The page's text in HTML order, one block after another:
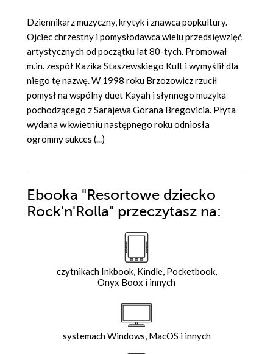
Dziennikarz muzyczny, krytyk i znawca popkultury.
Ojciec chrzestny i pomysłodawca wielu przedsięwzięć
artystycznych od początku lat 80-tych. Promował
m.in. zespół Kazika Staszewskiego Kult i wymyślił dla
niego tę nazwę. W 1998 roku Brzozowicz rzucił
pomysł na wspólny duet Kayah i słynnego muzyka
pochodzącego z Sarajewa Gorana Bregovicia. Płyta
wydana w kwietniu następnego roku odniosła
ogromny sukces (...)
Ebooka "Resortowe dziecko
Rock'n'Rolla" przeczytasz na:
czytnikach Inkbook, Kindle, Pocketbook,
Onyx Boox i innych
systemach Windows, MacOS i innych